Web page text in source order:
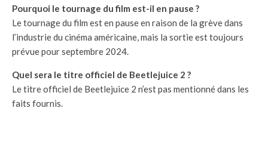
Pourquoi le tournage du film est-il en pause ?
Le tournage du film est en pause en raison de la grève dans
l’industrie du cinéma américaine, mais la sortie est toujours
prévue pour septembre 2024.
Quel sera le titre officiel de Beetlejuice 2 ?
Le titre officiel de Beetlejuice 2 n’est pas mentionné dans les
faits fournis.